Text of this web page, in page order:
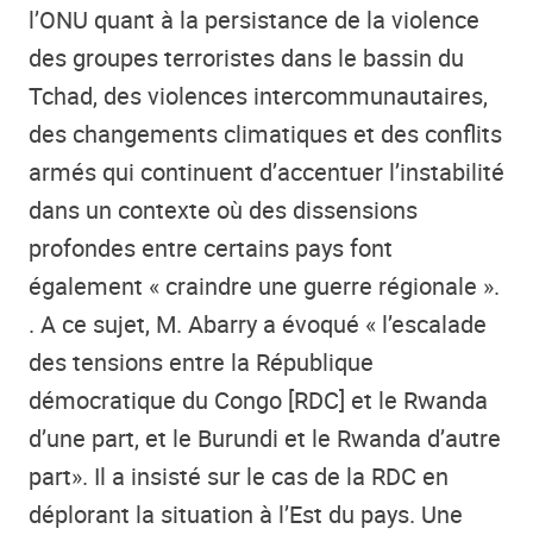
l’ONU quant à la persistance de la violence
des groupes terroristes dans le bassin du
Tchad, des violences intercommunautaires,
des changements climatiques et des conflits
armés qui continuent d’accentuer l’instabilité
dans un contexte où des dissensions
profondes entre certains pays font
également « craindre une guerre régionale ».
. A ce sujet, M. Abarry a évoqué « l’escalade
des tensions entre la République
démocratique du Congo [RDC] et le Rwanda
d’une part, et le Burundi et le Rwanda d’autre
part». Il a insisté sur le cas de la RDC en
déplorant la situation à l’Est du pays. Une